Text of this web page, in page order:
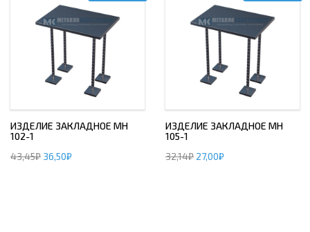
ИЗДЕЛИЕ ЗАКЛАДНОЕ МН
102-1
43,45₽ 36,50₽
ИЗДЕЛИЕ ЗАКЛАДНОЕ МН
105-1
32,14₽ 27,00₽